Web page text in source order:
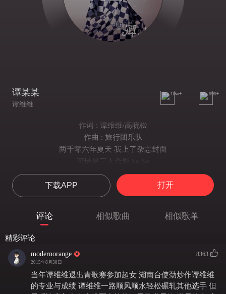
谭某某
谭维维
10w+ 999+
作词 : 谭维维/高晓松
作曲 : 旅行团乐队
两千零六年夏天 我上了杂志封面
可惜是三人合影 So So
我站在冠军左边陪她嬉皮笑脸
她样样都不如我 Wo Wo
我是四川省的谭某某
两千零七年夏天 我发了一张唱片
男朋友长得漂亮 嘿咻
我是坚强的谭某某
我是无敌的谭某某
下载APP 打开
评论 相似歌曲 相似歌单
精彩评论
modernorange
2015年8月30日
8363
当年谭维维退出青歌赛参加超女 湖南台使劲炒作谭维维
的专业与成绩 谭维维一路顺风顺水轻松碾轧其他选手 但